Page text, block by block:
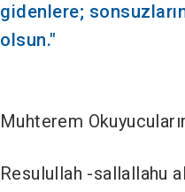
gidenlere;
olsun."
Muhterem
Resulullah -sallallahu